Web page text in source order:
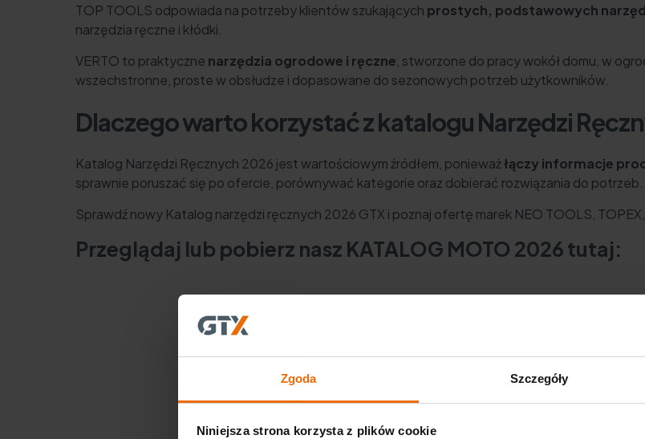
Zgoda Szczegóły
Niniejsza strona korzysta z plików cookie
TOP TOOLS odpowiada na potrzeby klientów szukających prostych, podstawowych
narzędzia ręczne i kłódki.
VERTO to praktyczne narzędzia ogrodowe i ręczne , stworzone do pracy wokół domu, w
wszechstronne, proste w obsłudze i dopasowane do sezonowych potrzeb użytkowników.
Dlaczego warto korzystać z katalogu Narzędzi
Katalog Narzędzi Ręcznych 2026 jest wartościowym źródłem, ponieważłączy informacje
sprawnie poruszać się po ofercie, porównywać kategorie oraz dobierać rozwiązania do potrzeb.
Sprawdź nowy Katalog narzędzi ręcznych 2026 GTX i poznaj ofertę marek NEO TOOLS,
Przeglądaj lub pobierz nasz KATALOG MOTO 2026 tutaj: